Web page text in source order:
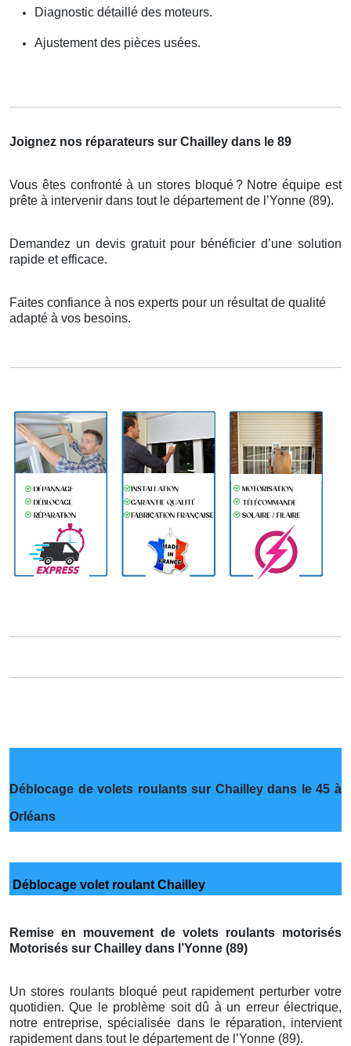
Diagnostic détaillé des moteurs.
Ajustement des pièces usées.
Joignez nos réparateurs sur Chailley dans le 89
Vous êtes confronté à un stores bloqué? Notreéquipe est
prête à intervenir dans tout le département de l ’Yonne (89).
Demandez un devis gratuit pour bénéficier d’une solution
rapide et efficace.
Faites confiance à nos experts pour un résultat de qualité
adapté à vos besoins.
Déblocage de volets roulants sur Chailley dans le 45 à
Orléans
Déblocage volet roulant Chailley
Remise en mouvement de volets roulants motorisés
Motorisés sur Chailley dans l’Yonne (89)
Un stores roulants bloqué peut rapidement perturber votre
quotidien. Que le problème soit dû à un erreur électrique,
notre entreprise, spécialisée dans le réparation, intervient
rapidement dans tout le département de l’Yonne (89).